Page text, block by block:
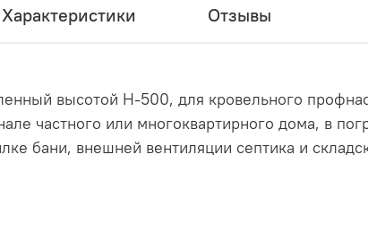
Характеристики Отзывы
высотой Н-500, для кровельного
частного или многоквартирного дома, в
бани, внешней вентиляции септика и